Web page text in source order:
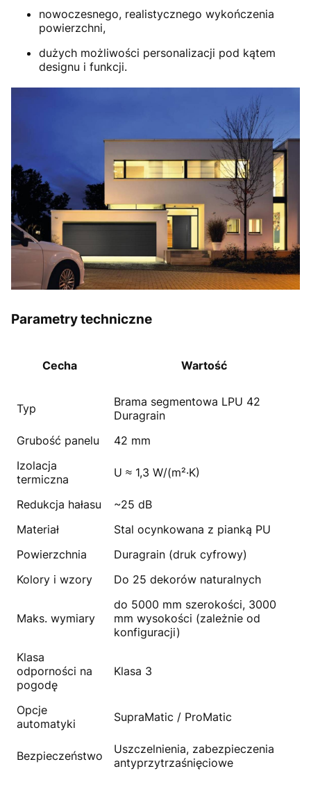
nowoczesnego, realistycznego wykończenia
powierzchni,
dużych możliwości personalizacji pod kątem
designu i funkcji.
Parametry techniczne
Cecha Wartość
Typ
Brama segmentowa LPU 42
Duragrain
Grubość panelu
42 mm
Izolacja
termiczna
U ≈ 1,3 W/(m²·K)
Redukcja hałasu
~25 dB
Materiał
Stal ocynkowana z pianką PU
Powierzchnia
Duragrain (druk cyfrowy)
Kolory i wzory
Do 25 dekorów naturalnych
Maks. wymiary
do 5000 mm szerokości, 3000
mm wysokości (zależnie od
konfiguracji)
Klasa
odporności na
pogodę
Klasa 3
Opcje
automatyki
SupraMatic / ProMatic
Bezpieczeństwo
Uszczelnienia, zabezpieczenia
antyprzytrzaśnięciowe